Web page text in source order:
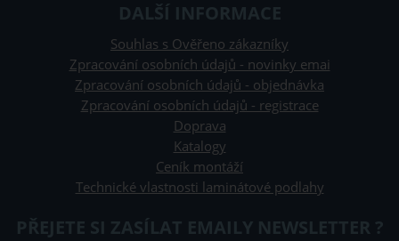
DALŠÍ INFORMACE
Souhlas s Ověřeno zákazníky
Zpracování osobních údajů - novinky emai
Zpracování osobních údajů - objednávka
Zpracování osobních údajů - registrace
Doprava
Katalogy
Ceník montáží
Technické vlastnosti laminátové podlahy
PŘEJETE SI ZASÍLAT EMAILY NEWSLETTER ?